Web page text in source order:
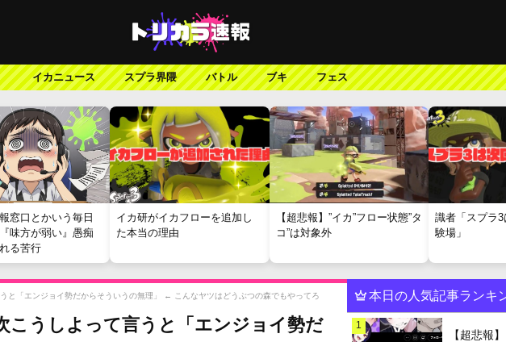
イカニュース スプラ界隈 バトル ブキ フェス
窓口とかいう毎日
味方が弱い』愚痴
る苦行
イカ研がイカフローを追加し
た本当の理由
【超悲報】”イカ”フロー状態”タ
コ”は対象外
識者「スプラ
験場」
と「エンジョイ勢だからそういうの無理」 ← こんなヤツはどうぶつの森でもやってろ
こうしよって言うと「エンジョイ勢だ
本日の人気記事ランキ
1
【超悲報